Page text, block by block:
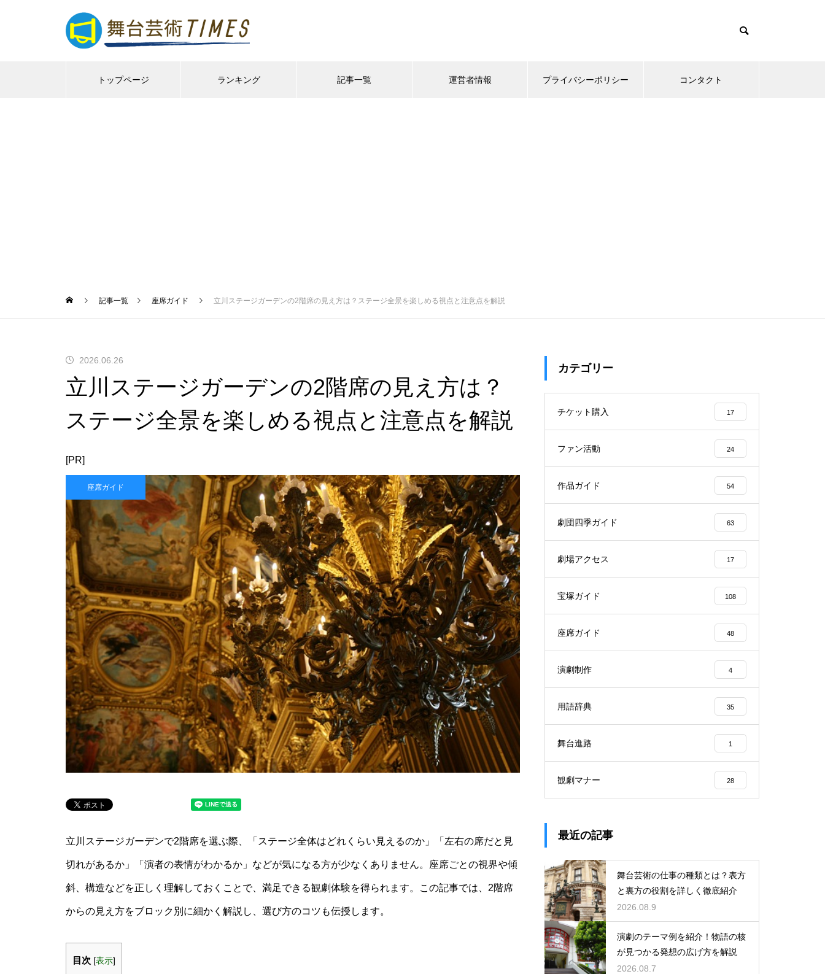
トップページ ランキング 記事一覧 運営者情報 プライバシーポリシー コンタクト
記事一覧 座席ガイド 立川ステージガーデンの2階席の見え方は？ステージ全景を楽しめる視点と注意点を解説
2026.06.26
立川ステージガーデンの2階席の見え方は？
ステージ全景を楽しめる視点と注意点を解説
[PR]
座席ガイド
立川ステージガーデンで2階席を選ぶ際、「ステージ全体はどれくらい見えるのか」「左右の席だと見
切れがあるか」「演者の表情がわかるか」などが気になる方が少なくありません。座席ごとの視界や傾
斜、構造などを正しく理解しておくことで、満足できる観劇体験を得られます。この記事では、2階席
からの見え方をブロック別に細かく解説し、選び方のコツも伝授します。
目次 [表示]
カテゴリー
チケット購入 17
ファン活動 24
作品ガイド 54
劇団四季ガイド 63
劇場アクセス 17
宝塚ガイド 108
座席ガイド 48
演劇制作 4
用語辞典 35
舞台進路 1
観劇マナー 28
最近の記事
舞台芸術の仕事の種類とは？表方
と裏方の役割を詳しく徹底紹介
2026.08.9
演劇のテーマ例を紹介！物語の核
が見つかる発想の広げ方を解説
2026.08.7